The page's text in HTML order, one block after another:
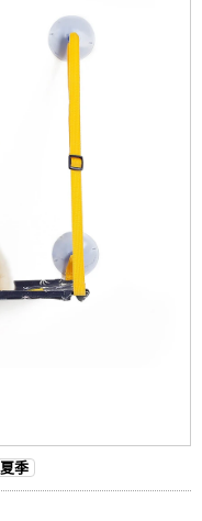
夏季